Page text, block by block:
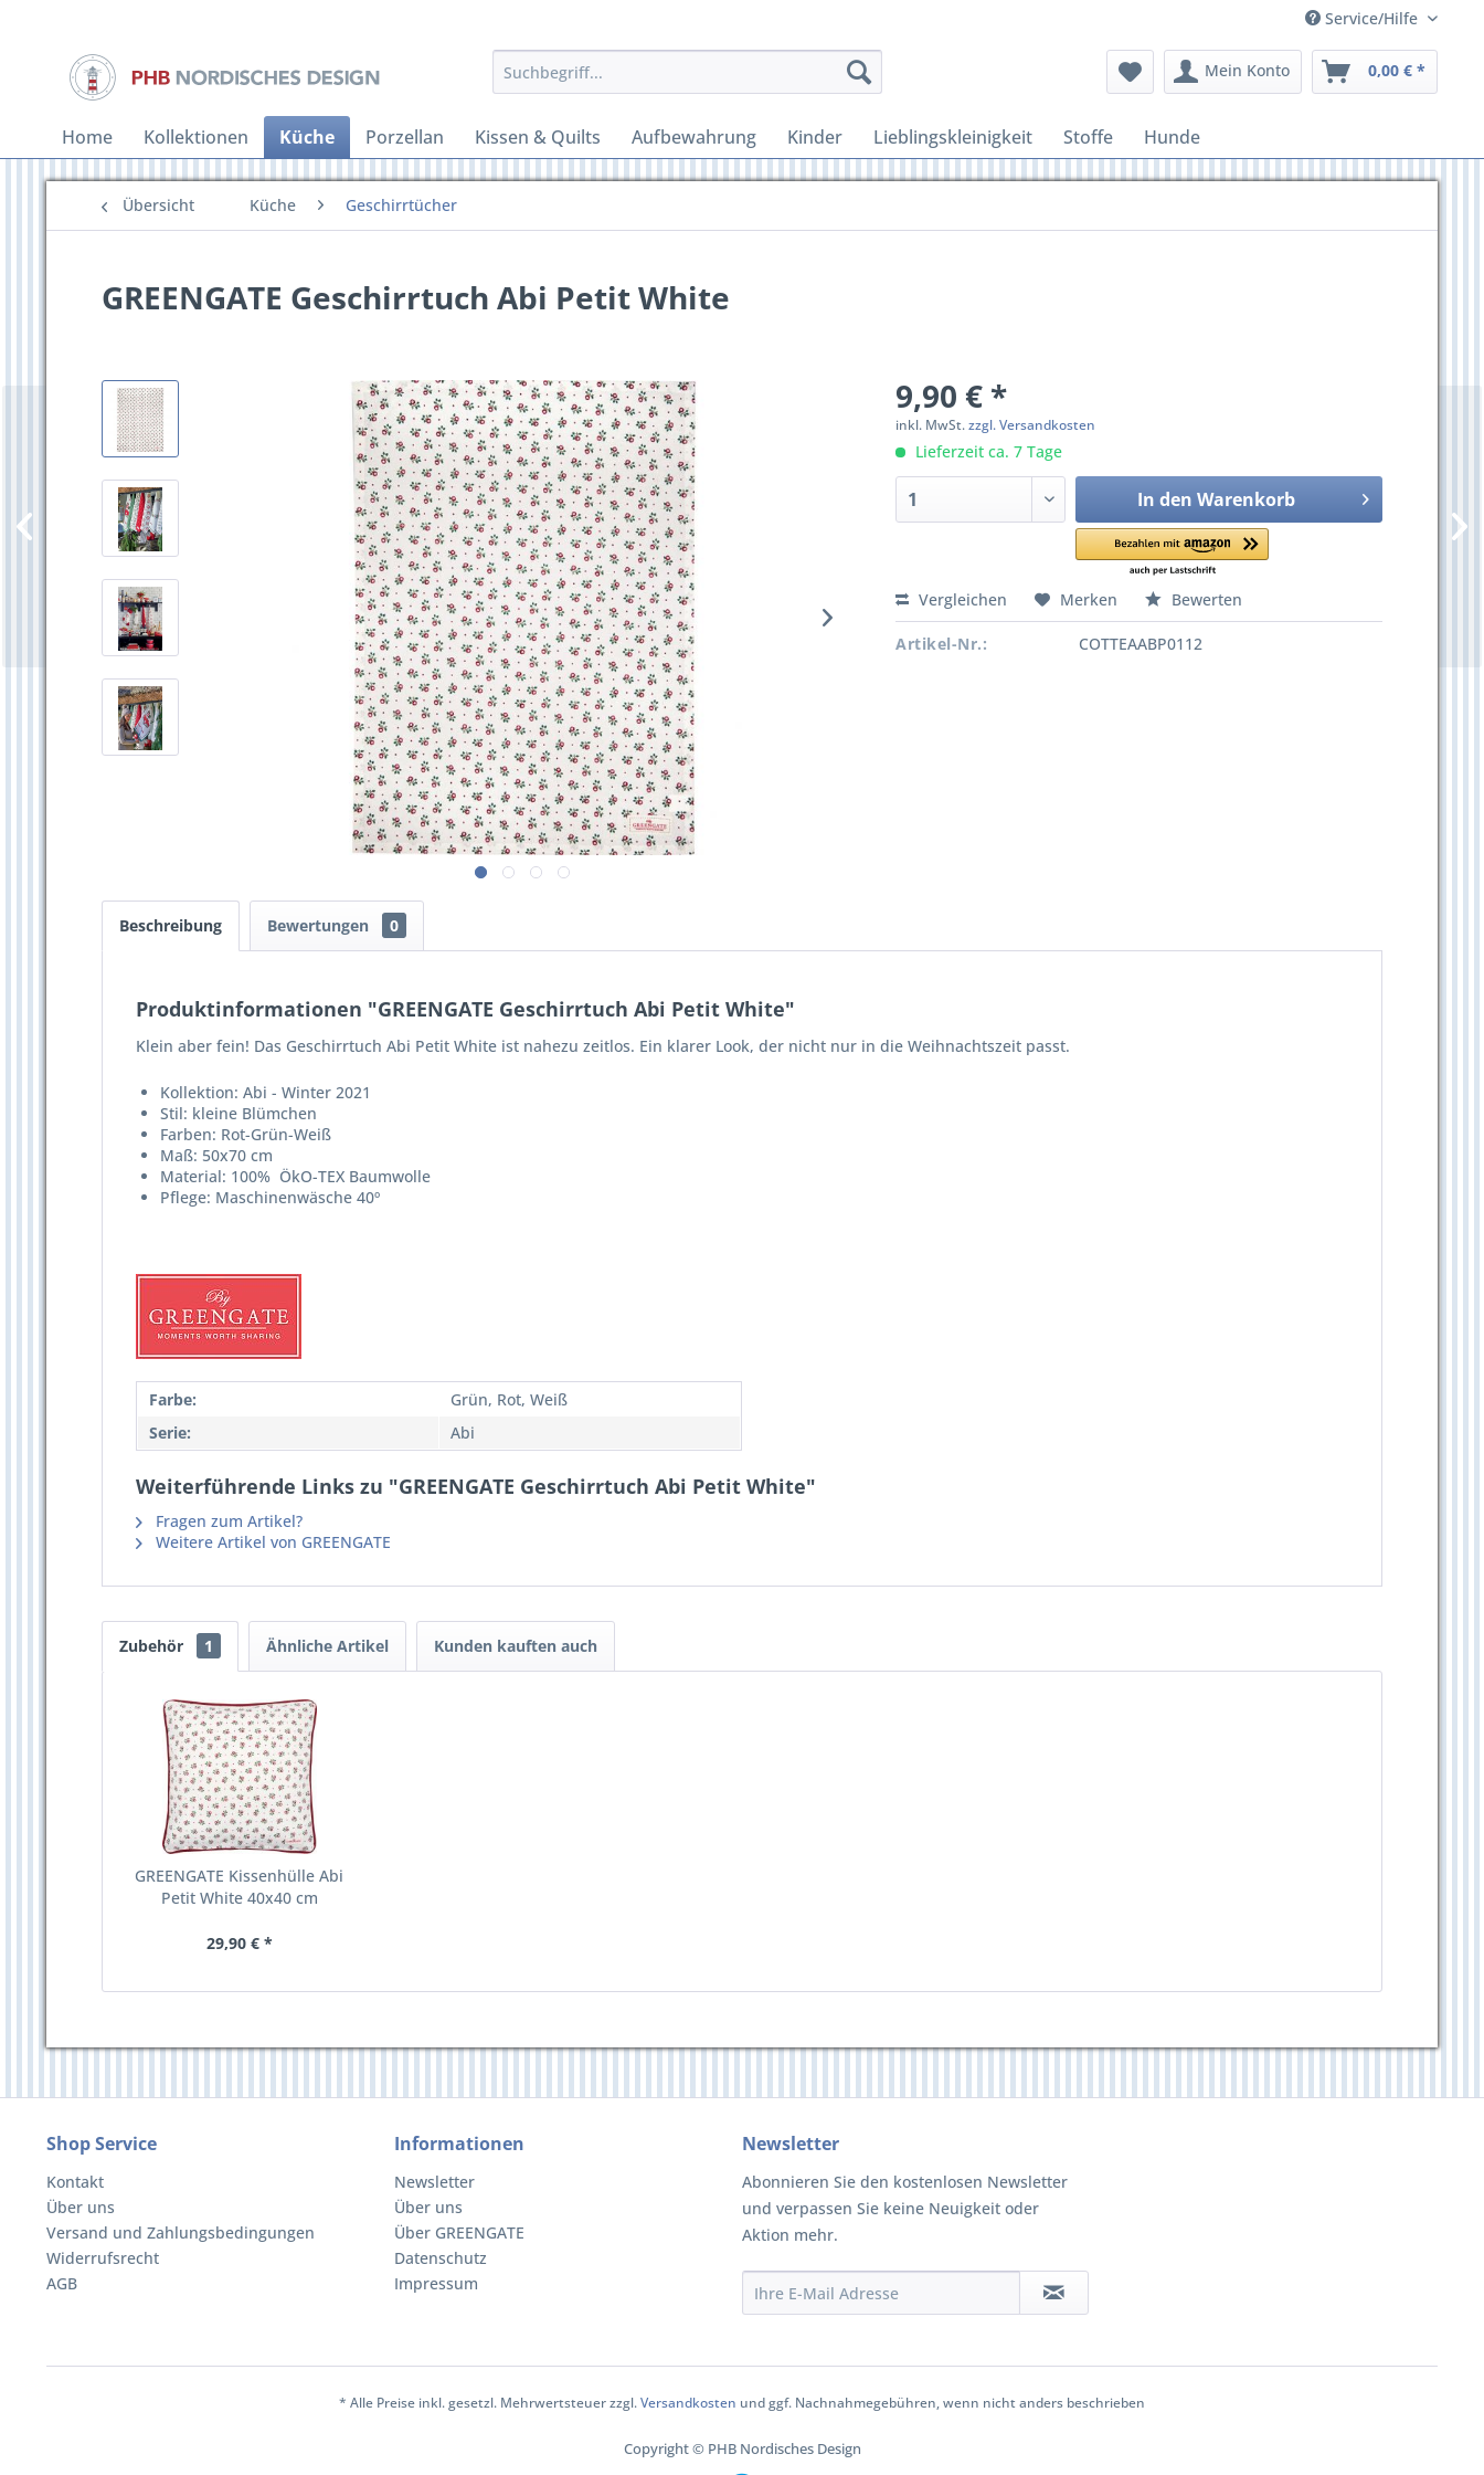
Service/Hilfe
Mein Konto 0,00 € *
Home Kollektionen Küche Porzellan Kissen & Quilts Aufbewahrung Kinder Lieblingskleinigkeit Stoffe Hunde
Übersicht Küche Geschirrtücher
GREENGATE Geschirrtuch Abi Petit White
9,90 € *
inkl. MwSt.zzgl. Versandkosten
Lieferzeit ca. 7 Tage
In den Warenkorb
Vergleichen Merken Bewerten
Artikel-Nr.: COTTEAABP0112
Beschreibung Bewertungen 0
Produktinformationen "GREENGATE Geschirrtuch Abi Petit White"
Klein aber fein! Das Geschirrtuch Abi Petit White ist nahezu zeitlos. Ein klarer Look, der nicht nur in die Weihnachtszeit passt.
Kollektion: Abi - Winter 2021
Stil: kleine Blümchen
Farben: Rot-Grün-Weiß
Maß: 50x70 cm
Material: 100% ÖkO-TEX Baumwolle
Pflege: Maschinenwäsche 40º
Farbe:
Grün, Rot, Weiß
Serie:
Abi
Weiterführende Links zu "GREENGATE Geschirrtuch Abi Petit White"
Fragen zum Artikel?
Weitere Artikel von GREENGATE
Zubehör 1 Ähnliche Artikel Kunden kauften auch
GREENGATE Kissenhülle Abi
Petit White 40x40 cm
29,90 € *
Shop Service
Kontakt
Über uns
Versand und Zahlungsbedingungen
Widerrufsrecht
AGB
Informationen
Newsletter
Über uns
Über GREENGATE
Datenschutz
Impressum
Newsletter
Abonnieren Sie den kostenlosen Newsletter
und verpassen Sie keine Neuigkeit oder
Aktion mehr.
* Alle Preise inkl. gesetzl. Mehrwertsteuer zzgl.Versandkosten und ggf. Nachnahmegebühren, wenn nicht anders beschrieben
Copyright © PHB Nordisches Design